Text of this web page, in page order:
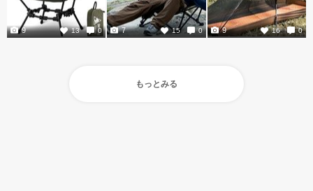
13 0
9 15 0
7 16 0
9
もっとみる